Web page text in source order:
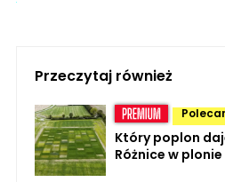
Przeczytaj również
Który poplon
Różnice w plonie